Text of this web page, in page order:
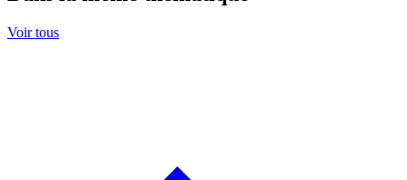
Voir tous